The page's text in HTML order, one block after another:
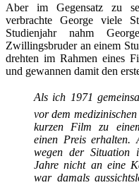
Aber im Gegensatz zu
verbrachte George viele
Studienjahr nahm
Zwillingsbruder an einem
drehten im Rahmen eines
und gewannen damit den
Als ich 1971
vor dem
kurzen Film zu
einen Preis
wegen der Situation
Jahre nicht an eine
war damals